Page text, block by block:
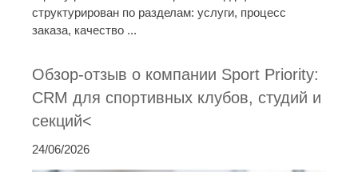
структурирован по разделам: услуги, процесс
заказа, качество ...
Обзор-отзыв о компании Sport Priority:
CRM для спортивных клубов, студий и
секций<
24/06/2026